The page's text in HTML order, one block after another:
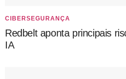
CIBERSEGURANÇA
Redbelt aponta principais
IA